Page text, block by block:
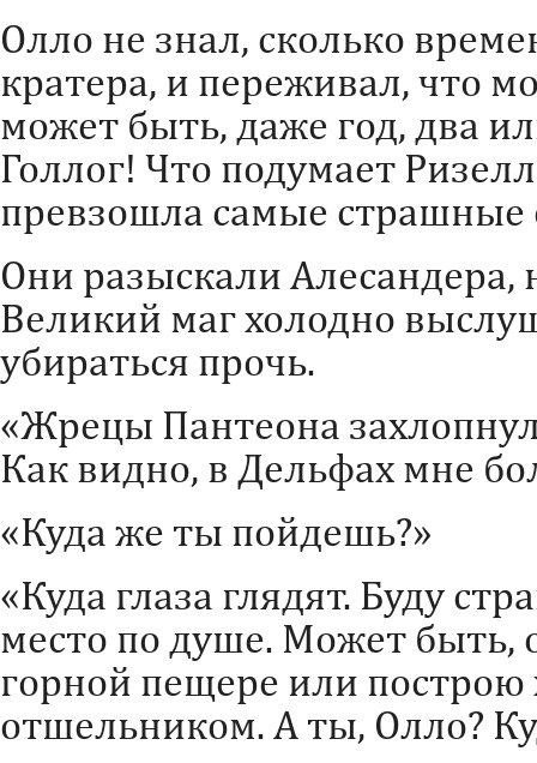
Олло не знал, сколько
кратера, и переживал, что
может быть, даже год, два
Голлог! Что подумает
превзошла самые страшные
Они разыскали Алесандера,
Великий маг холодно
убираться прочь.
«Жрецы Пантеона
Как видно, в Дельфах мне
«Куда же ты пойдешь?»
«Куда глаза глядят. Буду
место по душе. Может быть,
горной пещере или построю
отшельником. А ты, Олло?